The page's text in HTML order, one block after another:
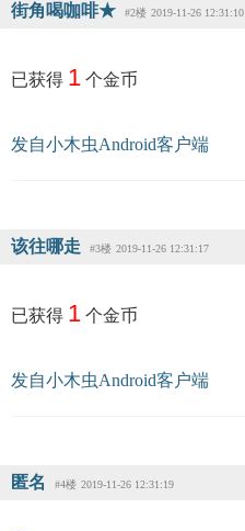
街角喝咖啡★ #2楼 2019-11-26 12:31:10
已获得 1 个金币
发自小木虫Android客户端
该往哪走 #3楼 2019-11-26 12:31:17
已获得 1 个金币
发自小木虫Android客户端
匿名 #4楼 2019-11-26 12:31:19